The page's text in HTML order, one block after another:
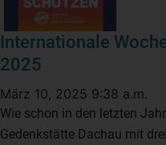
Internationale
2025
März 10, 2025 9:38 a.m.
Wie schon in den letzten
Gedenkstätte Dachau mit